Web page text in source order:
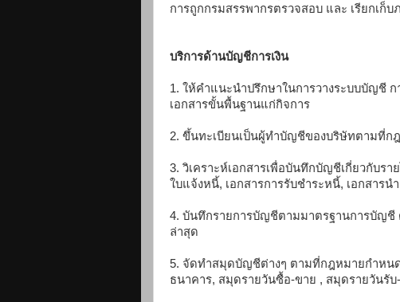
การถูกกรมสรรพากรตรวจสอบ และ เรียกเก็บ
บริการด้านบัญชีการเงิน
1. ให้คำแนะนำปรึกษาในการวางระบบบัญชี
เอกสารขั้นพื้นฐานแก่กิจการ
2. ขึ้นทะเบียนเป็นผู้ทำบัญชีของบริษัทตามที่
3. วิเคราะห์เอกสารเพื่อบันทึกบัญชีเกี่ยวกับร
ใบแจ้งหนี้, เอกสารการรับชำระหนี้, เอกสาร
4. บันทึกรายการบัญชีตามมาตรฐานการบัญชี
ล่าสุด
5. จัดทำสมุดบัญชีต่างๆ ตามที่กฎหมายกำหน
ธนาคาร, สมุดรายวันซื้อ-ขาย , สมุดรายวันรั